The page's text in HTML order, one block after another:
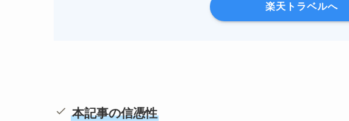
楽天トラベルへ
本記事の信憑性